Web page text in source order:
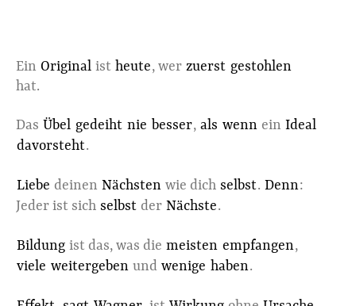
Ein Original ist heute, wer zuerst gestohlen
hat.
Das Übel gedeiht nie besser, als wenn ein Ideal
davorsteht.
Liebe deinen Nächsten wie dich selbst. Denn:
Jeder ist sich selbst der Nächste.
Bildung ist das, was die meisten empfangen,
viele weitergeben und wenige haben.